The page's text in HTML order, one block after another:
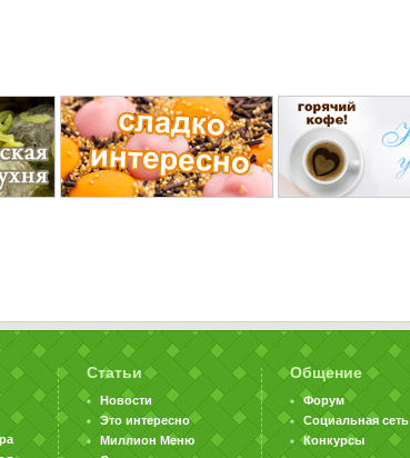
Статьи
Новости
Это интересно
Миллион Меню
Общение
Форум
Социальная сеть
Конкурсы